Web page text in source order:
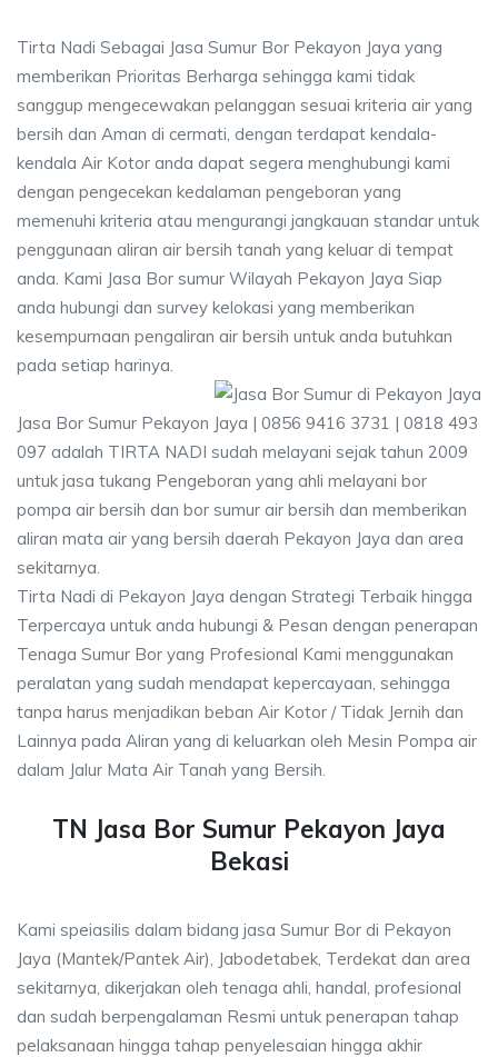
Tirta Nadi Sebagai Jasa Sumur Bor Pekayon Jaya yang
memberikan Prioritas Berharga sehingga kami tidak
sanggup mengecewakan pelanggan sesuai kriteria air yang
bersih dan Aman di cermati, dengan terdapat kendala-
kendala Air Kotor anda dapat segera menghubungi kami
dengan pengecekan kedalaman pengeboran yang
memenuhi kriteria atau mengurangi jangkauan standar untuk
penggunaan aliran air bersih tanah yang keluar di tempat
anda. Kami Jasa Bor sumur Wilayah Pekayon Jaya Siap
anda hubungi dan survey kelokasi yang memberikan
kesempurnaan pengaliran air bersih untuk anda butuhkan
pada setiap harinya.
Jasa Bor Sumur Pekayon Jaya | 0856 9416 3731 | 0818 493
097 adalah TIRTA NADI sudah melayani sejak tahun 2009
untuk jasa tukang Pengeboran yang ahli melayani bor
pompa air bersih dan bor sumur air bersih dan memberikan
aliran mata air yang bersih daerah Pekayon Jaya dan area
sekitarnya.
Tirta Nadi di Pekayon Jaya dengan Strategi Terbaik hingga
Terpercaya untuk anda hubungi & Pesan dengan penerapan
Tenaga Sumur Bor yang Profesional Kami menggunakan
peralatan yang sudah mendapat kepercayaan, sehingga
tanpa harus menjadikan beban Air Kotor / Tidak Jernih dan
Lainnya pada Aliran yang di keluarkan oleh Mesin Pompa air
dalam Jalur Mata Air Tanah yang Bersih.
TN Jasa Bor Sumur Pekayon Jaya
Bekasi
Kami speiasilis dalam bidang jasa Sumur Bor di Pekayon
Jaya (Mantek/Pantek Air), Jabodetabek, Terdekat dan area
sekitarnya, dikerjakan oleh tenaga ahli, handal, profesional
dan sudah berpengalaman Resmi untuk penerapan tahap
pelaksanaan hingga tahap penyelesaian hingga akhir